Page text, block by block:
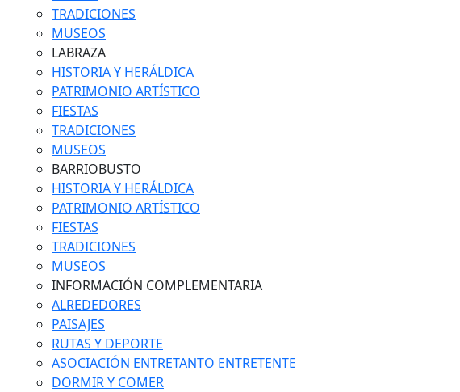
TRADICIONES
MUSEOS
LABRAZA
HISTORIA Y HERÁLDICA
PATRIMONIO ARTÍSTICO
FIESTAS
TRADICIONES
MUSEOS
BARRIOBUSTO
HISTORIA Y HERÁLDICA
PATRIMONIO ARTÍSTICO
FIESTAS
TRADICIONES
MUSEOS
INFORMACIÓN COMPLEMENTARIA
ALREDEDORES
PAISAJES
RUTAS Y DEPORTE
ASOCIACIÓN ENTRETANTO ENTRETENTE
DORMIR Y COMER